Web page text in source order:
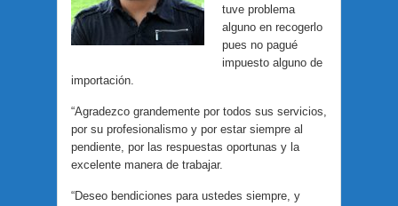
tuve problema
alguno en recogerlo
pues no pagué
impuesto alguno de
importación.
“Agradezco grandemente por todos sus servicios,
por su profesionalismo y por estar siempre al
pendiente, por las respuestas oportunas y la
excelente manera de trabajar.
“Deseo bendiciones para ustedes siempre, y